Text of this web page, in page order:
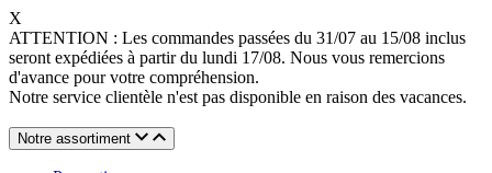
X
ATTENTION : Les commandes passées du 31/07 au 15/08 inclus
seront expédiées à partir du lundi 17/08. Nous vous remercions
d'avance pour votre compréhension.
Notre service clientèle n'est pas disponible en raison des vacances.
Notre assortiment